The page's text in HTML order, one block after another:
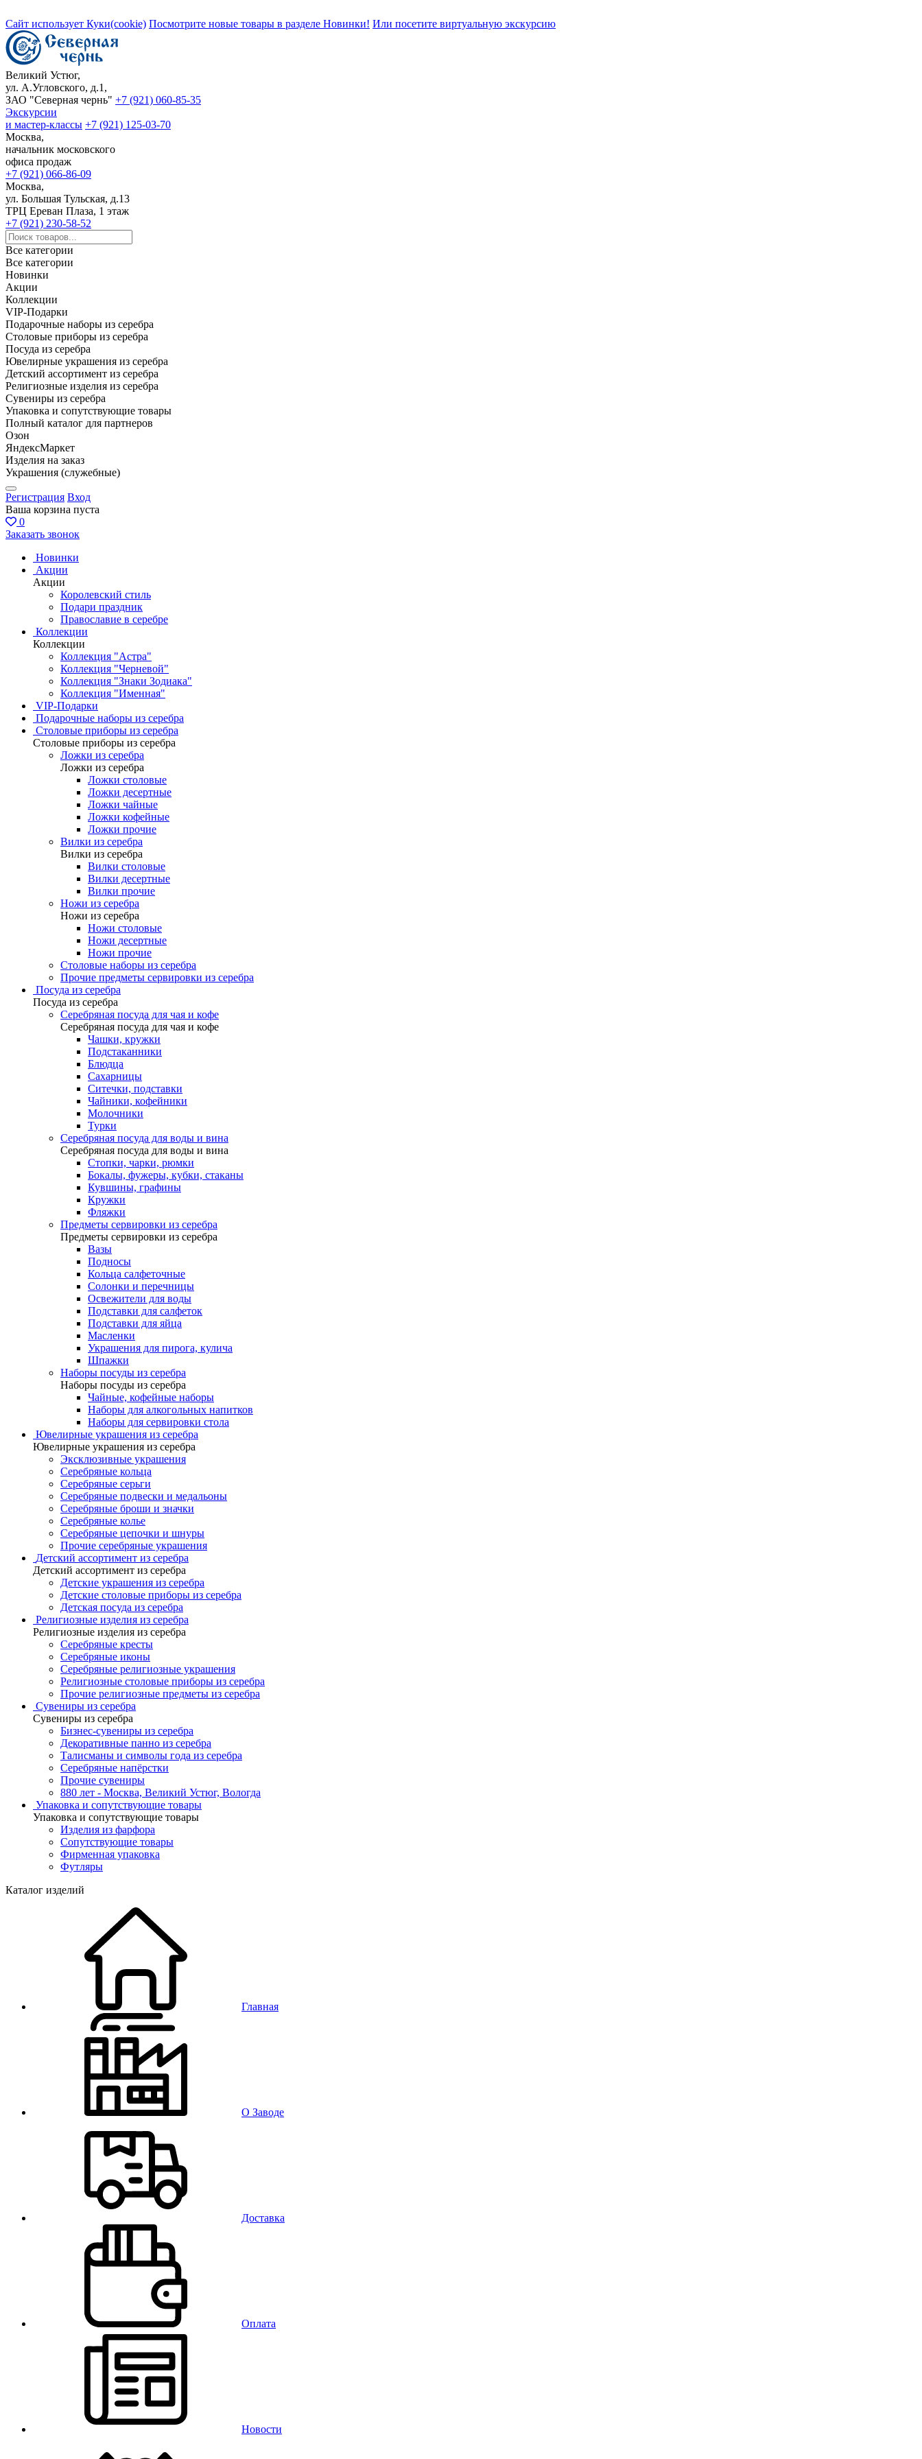
Сайт использует Куки(cookie) Посмотрите новые товары в разделе Новинки! Или посетите виртуальную экскурсию
Великий Устюг,
ул. А.Угловского, д.1,
ЗАО "Северная чернь" +7 (921) 060-85-35
Экскурсии
и мастер-классы +7 (921) 125-03-70
Москва,
начальник московского
офиса продаж
+7 (921) 066-86-09
Москва,
ул. Большая Тульская, д.13
ТРЦ Ереван Плаза, 1 этаж
+7 (921) 230-58-52
Все категории
Все категории
Новинки
Акции
Коллекции
VIP-Подарки
Подарочные наборы из серебра
Столовые приборы из серебра
Посуда из серебра
Ювелирные украшения из серебра
Детский ассортимент из серебра
Религиозные изделия из серебра
Сувениры из серебра
Упаковка и сопутствующие товары
Полный каталог для партнеров
Озон
ЯндексМаркет
Изделия на заказ
Украшения (служебные)
Регистрация Вход
Ваша корзина пуста
0
Заказать звонок
Новинки
Акции
Акции
Королевский стиль
Подари праздник
Православие в серебре
Коллекции
Коллекции
Коллекция "Астра"
Коллекция "Черневой"
Коллекция "Знаки Зодиака"
Коллекция "Именная"
VIP-Подарки
Подарочные наборы из серебра
Столовые приборы из серебра
Столовые приборы из серебра
Ложки из серебра
Ложки из серебра
Ложки столовые
Ложки десертные
Ложки чайные
Ложки кофейные
Ложки прочие
Вилки из серебра
Вилки из серебра
Вилки столовые
Вилки десертные
Вилки прочие
Ножи из серебра
Ножи из серебра
Ножи столовые
Ножи десертные
Ножи прочие
Столовые наборы из серебра
Прочие предметы сервировки из серебра
Посуда из серебра
Посуда из серебра
Серебряная посуда для чая и кофе
Серебряная посуда для чая и кофе
Чашки, кружки
Подстаканники
Блюдца
Сахарницы
Ситечки, подставки
Чайники, кофейники
Молочники
Турки
Серебряная посуда для воды и вина
Серебряная посуда для воды и вина
Стопки, чарки, рюмки
Бокалы, фужеры, кубки, стаканы
Кувшины, графины
Кружки
Фляжки
Предметы сервировки из серебра
Предметы сервировки из серебра
Вазы
Подносы
Кольца салфеточные
Солонки и перечницы
Освежители для воды
Подставки для салфеток
Подставки для яйца
Масленки
Украшения для пирога, кулича
Шпажки
Наборы посуды из серебра
Наборы посуды из серебра
Чайные, кофейные наборы
Наборы для алкогольных напитков
Наборы для сервировки стола
Ювелирные украшения из серебра
Ювелирные украшения из серебра
Эксклюзивные украшения
Серебряные кольца
Серебряные серьги
Серебряные подвески и медальоны
Серебряные броши и значки
Серебряные колье
Серебряные цепочки и шнуры
Прочие серебряные украшения
Детский ассортимент из серебра
Детский ассортимент из серебра
Детские украшения из серебра
Детские столовые приборы из серебра
Детская посуда из серебра
Религиозные изделия из серебра
Религиозные изделия из серебра
Серебряные кресты
Серебряные иконы
Серебряные религиозные украшения
Религиозные столовые приборы из серебра
Прочие религиозные предметы из серебра
Сувениры из серебра
Сувениры из серебра
Бизнес-сувениры из серебра
Декоративные панно из серебра
Талисманы и символы года из серебра
Серебряные напёрстки
Прочие сувениры
880 лет - Москва, Великий Устюг, Вологда
Упаковка и сопутствующие товары
Упаковка и сопутствующие товары
Изделия из фарфора
Сопутствующие товары
Фирменная упаковка
Футляры
Каталог изделий
Главная
О Заводе
Доставка
Оплата
Новости